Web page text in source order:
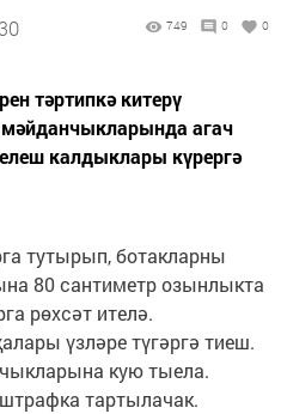
749 0 0
тәртипкә китерү
агач
калдыклары күрергә
тутырып, ботакларны
80 сантиметр озынлыкта
рөхсәт ителә.
үзләре түгәргә тиеш.
кую тыела.
тартылачак.